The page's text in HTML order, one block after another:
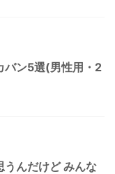
バン5選(男性用・2
うんだけど みんな